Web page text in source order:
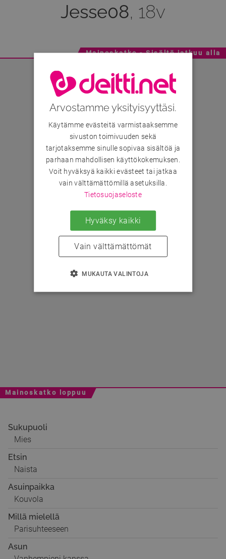
Jesse08, 18v
Mainoskatko - Sisältö jatkuu alla
Mainoskatko loppuu
Sukupuoli
Mies
Etsin
Naista
Asuinpaikka
Kouvola
Millä mielellä
Parisuhteeseen
Asun
Arvostamme yksityisyyttäsi.
Käytämme evästeitä varmistaaksemme
sivuston toimivuuden sekä
tarjotaksemme sinulle sopivaa sisältöä ja
parhaan mahdollisen käyttökokemuksen.
Voit hyväksyä kaikki evästeet tai jatkaa
vain välttämättömillä asetuksilla.
Tietosuojaseloste
Hyväksy kaikki
Vain välttämättömät
MUKAUTA VALINTOJA